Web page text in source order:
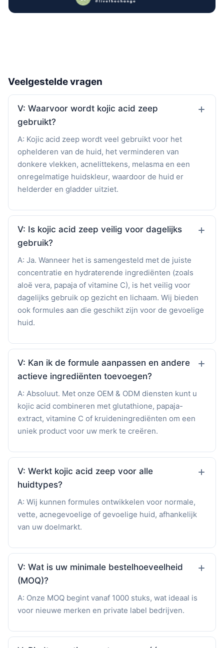
Veelgestelde vragen
V: Waarvoor wordt kojic acid zeep
gebruikt?
A: Kojic acid zeep wordt veel gebruikt voor het
ophelderen van de huid, het verminderen van
donkere vlekken, acnelittekens, melasma en een
onregelmatige huidskleur, waardoor de huid er
helderder en gladder uitziet.
V: Is kojic acid zeep veilig voor dagelijks
gebruik?
A: Ja. Wanneer het is samengesteld met de juiste
concentratie en hydraterende ingrediënten (zoals
aloë vera, papaja of vitamine C), is het veilig voor
dagelijks gebruik op gezicht en lichaam. Wij bieden
ook formules aan die geschikt zijn voor de gevoelige
huid.
V: Kan ik de formule aanpassen en andere
actieve ingrediënten toevoegen?
A: Absoluut. Met onze OEM & ODM diensten kunt u
kojic acid combineren met glutathione, papaja-
extract, vitamine C of kruideningrediënten om een
uniek product voor uw merk te creëren.
V: Werkt kojic acid zeep voor alle
huidtypes?
A: Wij kunnen formules ontwikkelen voor normale,
vette, acnegevoelige of gevoelige huid, afhankelijk
van uw doelmarkt.
V: Wat is uw minimale bestelhoeveelheid
(MOQ)?
A: Onze MOQ begint vanaf 1000 stuks, wat ideaal is
voor nieuwe merken en private label bedrijven.